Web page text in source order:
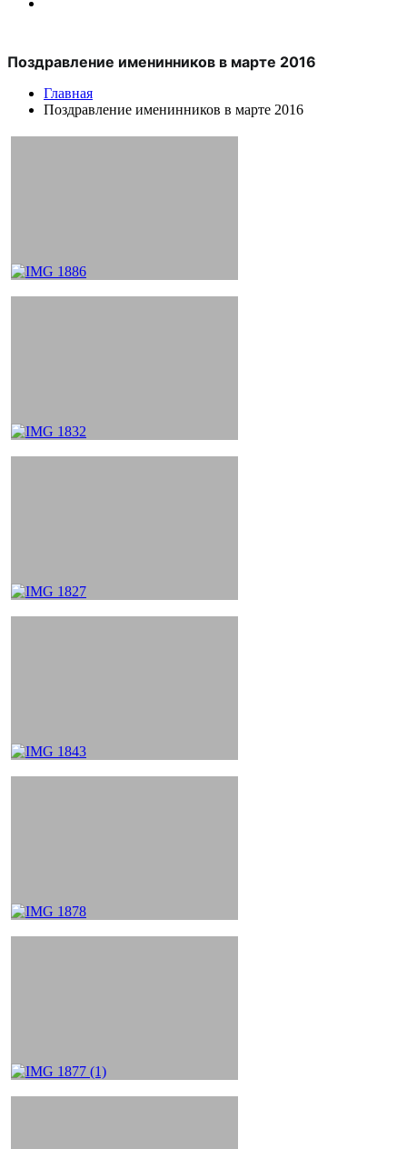
Поздравление именинников в марте 2016
Главная
Поздравление именинников в марте 2016